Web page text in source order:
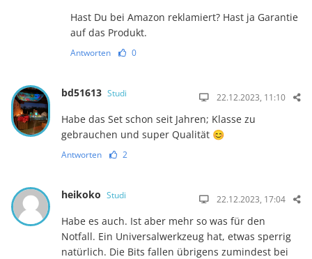
Hast Du bei Amazon reklamiert? Hast ja Garantie
auf das Produkt.
Antworten 0
bd51613 Studi 22.12.2023, 11:10
Habe das Set schon seit Jahren; Klasse zu
gebrauchen und super Qualität 😊
Antworten 2
heikoko Studi 22.12.2023, 17:04
Habe es auch. Ist aber mehr so was für den
Notfall. Ein Universalwerkzeug hat, etwas sperrig
natürlich. Die Bits fallen übrigens zumindest bei